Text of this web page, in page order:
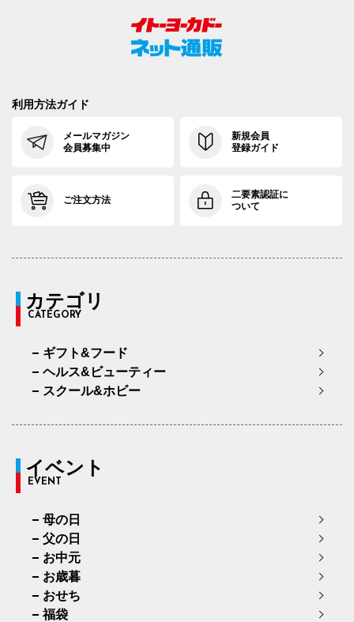
利用方法ガイド
メールマガジン
会員募集中
新規会員
登録ガイド
ご注文方法
二要素認証に
ついて
カテゴリ
CATEGORY
ギフト&フード
ヘルス&ビューティー
スクール&ホビー
イベント
EVENT
母の日
父の日
お中元
お歳暮
おせち
福袋